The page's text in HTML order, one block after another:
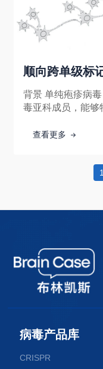
顺向跨单级标
背景 单纯疱疹病
毒亚科成员，能够
类等动物的神经
查看更多
1
病毒产品库
CRISPR